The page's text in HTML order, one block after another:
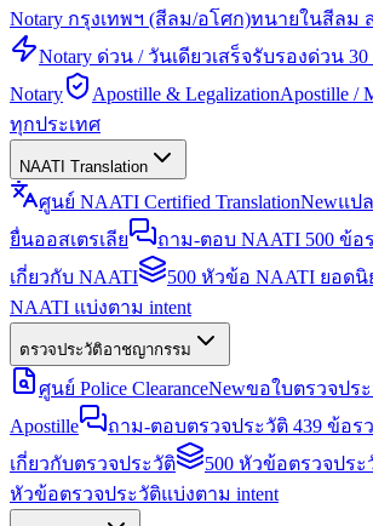
Notary กรุงเทพฯ (สีลม/อโศก)ทนายในสีลม
Notary ด่วน / วันเดียวเสร็จรับรองด่วน
Notary
Apostille & LegalizationApostille /
ทุกประเทศ
NAATI Translation
ศูนย์ NAATI Certified TranslationNewแป
ยื่นออสเตรเลีย
ถาม-ตอบ NAATI 500 ข้อ
เกี่ยวกับ NAATI
500 หัวข้อ NAATI ยอดนิ
NAATI แบ่งตาม intent
ตรวจประวัติอาชญากรรม
ศูนย์ Police ClearanceNewขอใบตรวจปร
Apostille
ถาม-ตอบตรวจประวัติ 439 ข้อร
เกี่ยวกับตรวจประวัติ
500 หัวข้อตรวจปร
หัวข้อตรวจประวัติแบ่งตาม intent